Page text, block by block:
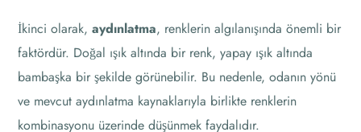
İkinci olarak,aydınlatma, renklerin algılanışında önemli bir
faktördür. Doğal ışık altında bir renk, yapay ışık altında
bambaşka bir şekilde görünebilir. Bu nedenle, odanın yönü
ve mevcut aydınlatma kaynaklarıyla birlikte renklerin
kombinasyonu üzerinde düşünmek faydalıdır.